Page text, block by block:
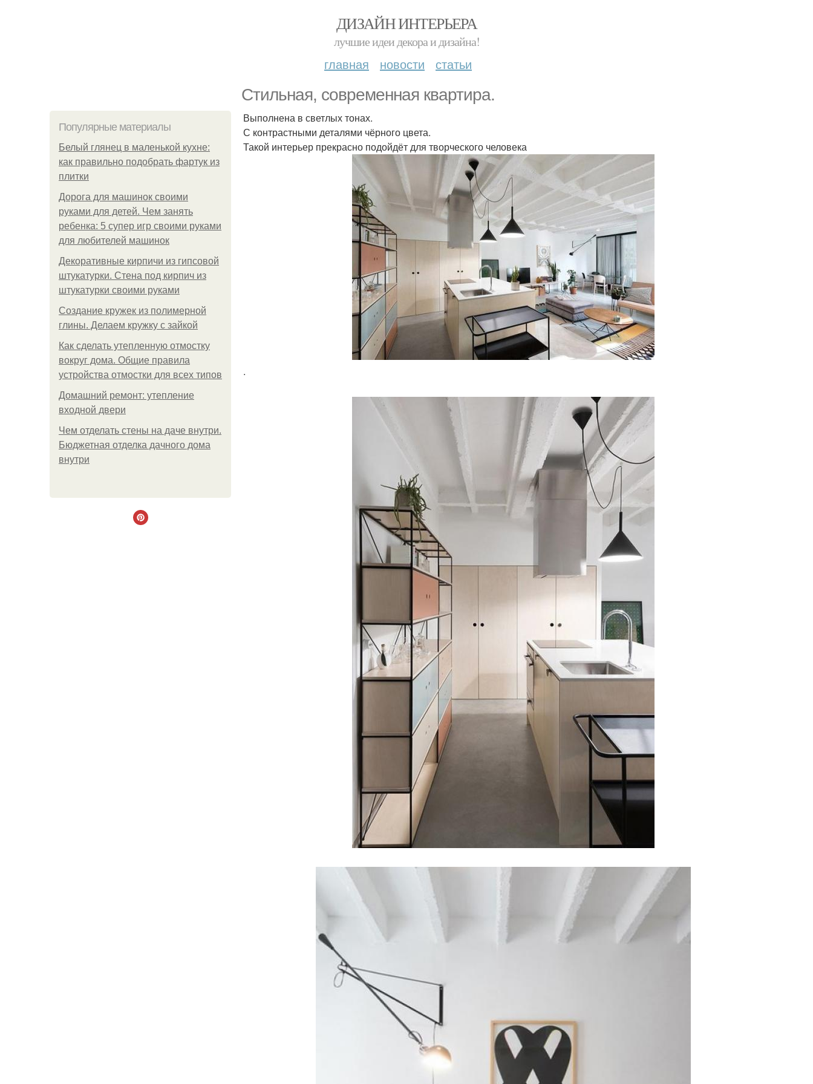
ДИЗАЙН ИНТЕРЬЕРА
лучшие идеи декора и дизайна!
главная новости статьи
Стильная, современная квартира.
Популярные материалы
Белый глянец в маленькой кухне:
как правильно подобрать фартук из
плитки
Дорога для машинок своими
руками для детей. Чем занять
ребенка: 5 супер игр своими руками
для любителей машинок
Декоративные кирпичи из гипсовой
штукатурки. Стена под кирпич из
штукатурки своими руками
Создание кружек из полимерной
глины. Делаем кружку с зайкой
Как сделать утепленную отмостку
вокруг дома. Общие правила
устройства отмостки для всех типов
Домашний ремонт: утепление
входной двери
Чем отделать стены на даче внутри.
Бюджетная отделка дачного дома
внутри
Выполнена в светлых тонах.
С контрастными деталями чёрного цвета.
Такой интерьер прекрасно подойдёт для творческого человека
.